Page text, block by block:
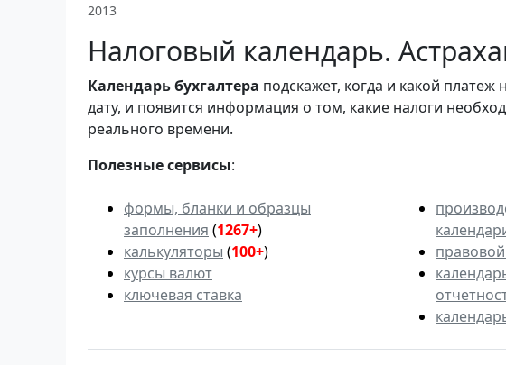
2013
Налоговый календарь.
Календарьбухгалтера подскажет, когда и какой
дату, и появится информация о том, какие налоги
реального времени.
Полезные сервисы:
формы, бланки и образцы
заполнения (1267+)
калькуляторы (100+)
курсы валют
ключевая ставка